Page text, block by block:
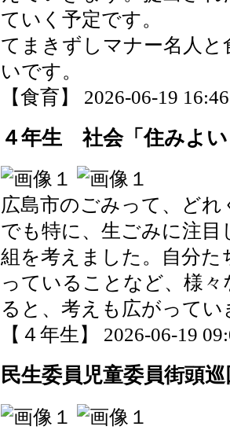
ていく予定です。
てまきずしマナー名人
いです。
【食育】 2026-06-19
４年生 社会「住みよ
広島市のごみって、ど
でも特に、生ごみに注
組を考えました。自分
っていることなど、様
ると、考えも広がってい
【４年生】 2026-06-19
民生委員児童委員街頭巡